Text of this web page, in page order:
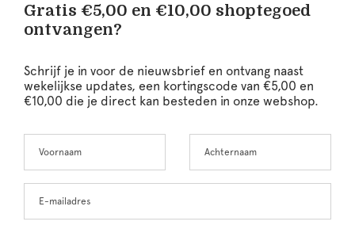
Gratis €5,00 en €10,00 shoptegoed
ontvangen?
Schrijf je in voor de nieuwsbrief en ontvang naast
wekelijkse updates, een kortingscode van €5,00 en
€10,00 die je direct kan besteden in onze webshop.
this